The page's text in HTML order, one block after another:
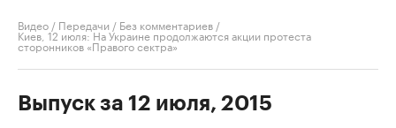
Видео / Передачи / Без комментариев /
Киев, 12 июля: На Украине продолжаются акции протеста
сторонников «Правого сектра»
Выпуск за 12 июля, 2015